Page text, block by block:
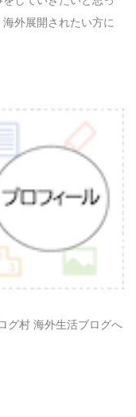
外展開されたい方に